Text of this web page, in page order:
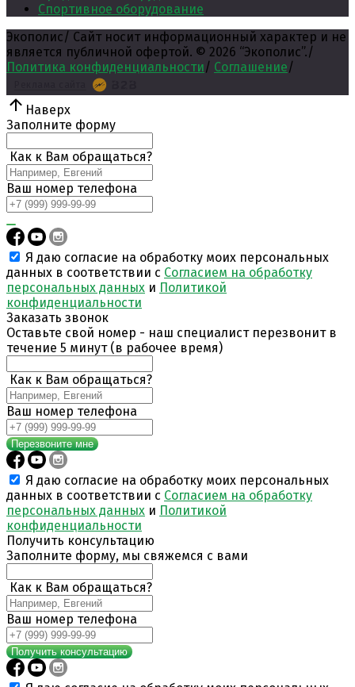
Спортивное оборудование
Экополис/ Сайт носит информационный характер и не
является публичной офертой. © 2026 “Экополис”./
Политика конфиденциальности/ Соглашение/
Наверх
Заполните форму
Как к Вам обращаться?
Ваш номер телефона
Я даю согласие на обработку моих персональных
данных в соответствии с Согласием на обработку
персональных данных и Политикой
конфиденциальности
Заказать звонок
Оставьте свой номер - наш специалист перезвонит в
течение 5 минут (в рабочее время)
Как к Вам обращаться?
Ваш номер телефона
Перезвоните мне
Я даю согласие на обработку моих персональных
данных в соответствии с Согласием на обработку
персональных данных и Политикой
конфиденциальности
Получить консультацию
Заполните форму, мы свяжемся с вами
Как к Вам обращаться?
Ваш номер телефона
Получить консультацию